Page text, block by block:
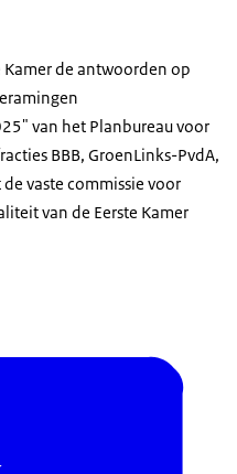
Kamer de antwoorden op
van het Planbureau voor
BBB, GroenLinks-PvdA,
de vaste commissie voor
van de Eerste Kamer